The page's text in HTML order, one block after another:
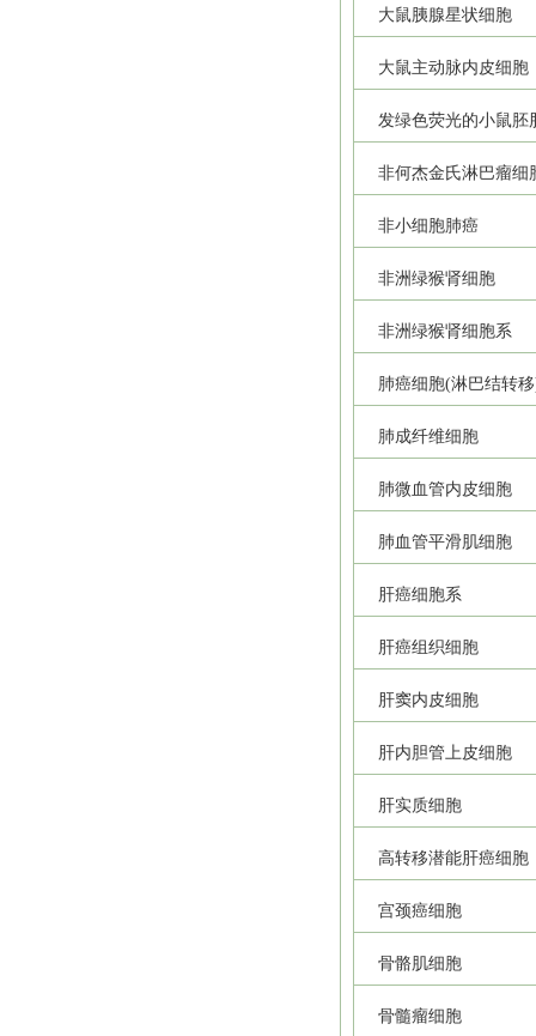
大鼠胰腺星状细胞
大鼠主动脉内皮细胞
发绿色荧光的小鼠胚
非何杰金氏淋巴瘤细
非小细胞肺癌
非洲绿猴肾细胞
非洲绿猴肾细胞系
肺癌细胞(淋巴结转
肺成纤维细胞
肺微血管内皮细胞
肺血管平滑肌细胞
肝癌细胞系
肝癌组织细胞
肝窦内皮细胞
肝内胆管上皮细胞
肝实质细胞
高转移潜能肝癌细胞
宫颈癌细胞
骨骼肌细胞
骨髓瘤细胞